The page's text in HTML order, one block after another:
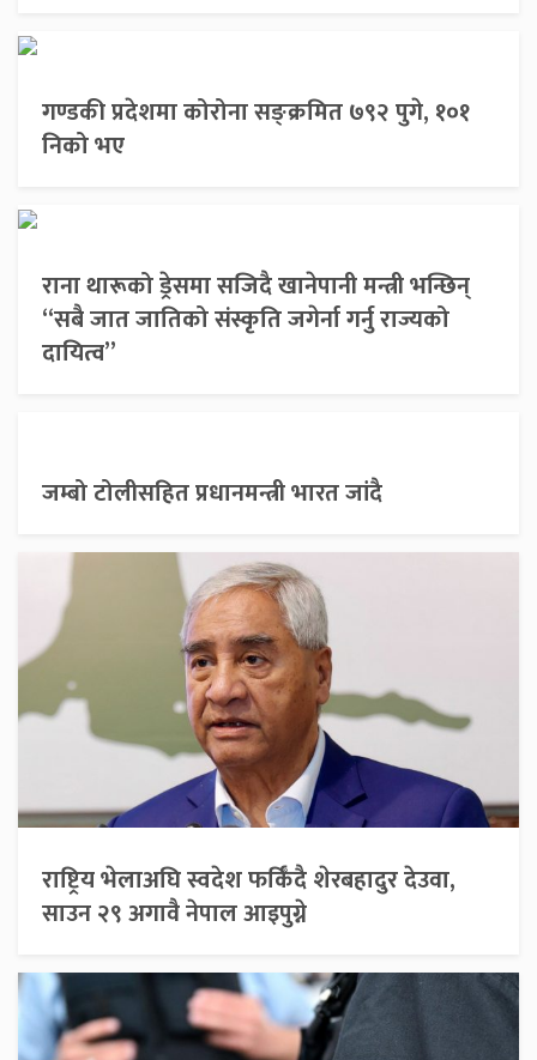
गण्डकी प्रदेशमा कोरोना सङ्क्रमित ७९२ पुगे, १०१
निको भए
राना थारूको ड्रेसमा सजिदै खानेपानी मन्त्री भन्छिन्
“सबै जात जातिको संस्कृति जगेर्ना गर्नु राज्यको
दायित्व”
जम्बो टोलीसहित प्रधानमन्त्री भारत जांदै
राष्ट्रिय भेलाअघि स्वदेश फर्किँदै शेरबहादुर देउवा,
साउन २९ अगावै नेपाल आइपुग्ने